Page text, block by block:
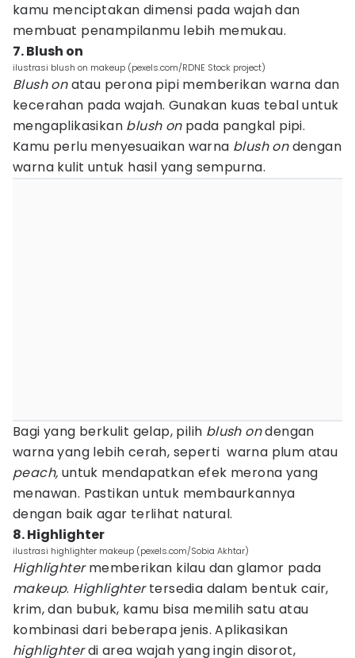
kamu menciptakan dimensi pada wajah dan
membuat penampilanmu lebih memukau.
7. Blush on
ilustrasi blush on makeup (pexels.com/RDNE Stock project)
Blush onatau perona pipi memberikan warna dan
kecerahan pada wajah. Gunakan kuas tebal untuk
mengaplikasikan blush onpada pangkal pipi.
Kamu perlu menyesuaikan warna blush ondengan
warna kulit untuk hasil yang sempurna.
Bagi yang berkulit gelap, pilih blush ondengan
warna yang lebih cerah, seperti warna plum atau
peach, untuk mendapatkan efek merona yang
menawan. Pastikan untuk membaurkannya
dengan baik agar terlihat natural.
8. Highlighter
ilustrasi highlighter makeup (pexels.com/Sobia Akhtar)
Highlightermemberikan kilau dan glamor pada
makeup. Highlightertersedia dalam bentuk cair,
krim, dan bubuk, kamu bisa memilih satu atau
kombinasi dari beberapa jenis. Aplikasikan
highlighterdi area wajah yang ingin disorot,